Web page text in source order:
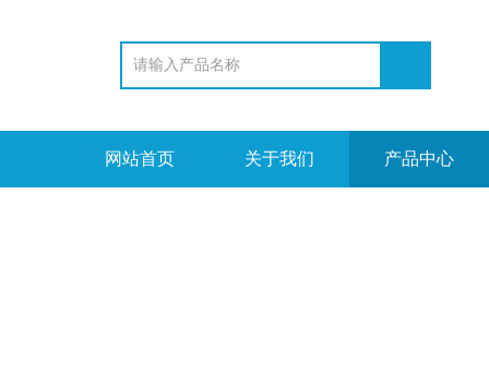
网站首页 关于我们 产品中心